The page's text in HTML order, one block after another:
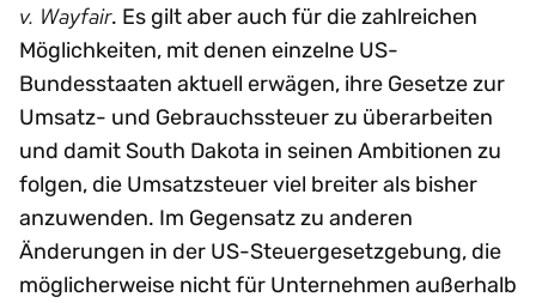
v. Wayfair. Es gilt aber auch für die zahlreichen
Möglichkeiten, mit denen einzelne US-
Bundesstaaten aktuell erwägen, ihre Gesetze zur
Umsatz- und Gebrauchssteuer zu überarbeiten
und damit South Dakota in seinen Ambitionen zu
folgen, die Umsatzsteuer viel breiter als bisher
anzuwenden. Im Gegensatz zu anderen
Änderungen in der US-Steuergesetzgebung, die
möglicherweise nicht für Unternehmen außerhalb